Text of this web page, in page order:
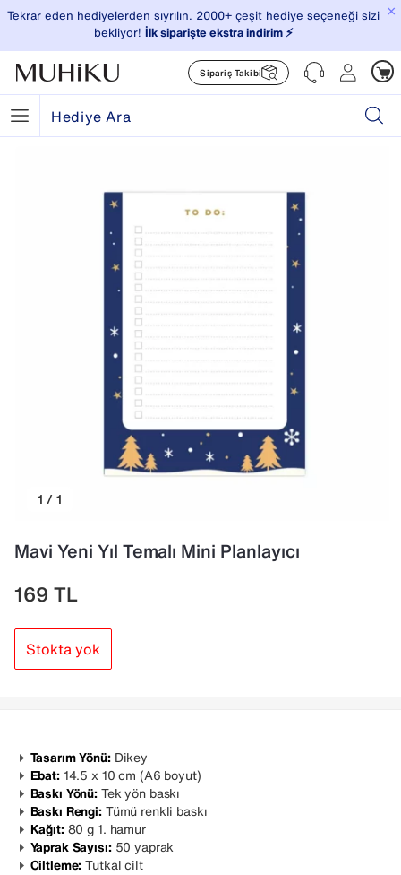
×
Tekrar eden hediyelerden sıyrılın. 2000+ çeşit hediye seçeneği sizi
bekliyor! İlk siparişte ekstra indirim ⚡️
Sipariş Takibi
1 / 1
Mavi Yeni Yıl Temalı Mini Planlayıcı
169 TL
Stokta yok
Tasarım Yönü: Dikey
Ebat:14.5 x 10 cm (A6 boyut)
Baskı Yönü:Tek yön baskı
Baskı Rengi:Tümü renkli baskı
Kağıt:80 g 1. hamur
Yaprak Sayısı: 50 yaprak
Ciltleme:Tutkal cilt